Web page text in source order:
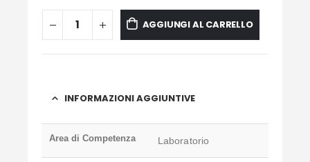
AGGIUNGI AL CARRELLO
INFORMAZIONI AGGIUNTIVE
Area di Competenza Laboratorio